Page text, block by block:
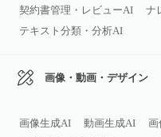
契約書管理・レビューAI
ナ
テキスト分類・分析AI
画像・動画・デザイン
画像生成AI 動画生成AI
画